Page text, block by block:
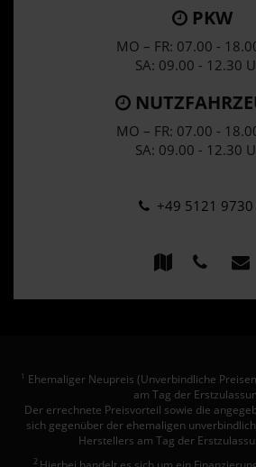
PKW
MO – FR: 07.00 -
SA: 09.00 - 12.30
MO – FR: 07.00 -
SA: 09.00 - 12.30
+49 5121 9730
1 Ehemaliger Neupreis (Unverbindliche
am Tag der
Der errechnete Preisvorteil sowie die
sich gegenüber der ehemaligen
Herstellers am Tag der
2